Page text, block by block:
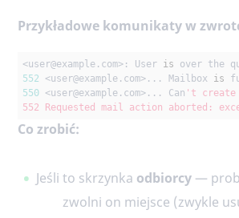
Przykładowe komunikaty w
<user@example .com>: User is over the
552
<user@example .com>... Mailbox is
550 <user@example .com>... Can 't create
552 Requested mail action aborted:
Co zrobić:
Jeśli to skrzynka odbiorcy —
zwolni on miejsce (zwykle